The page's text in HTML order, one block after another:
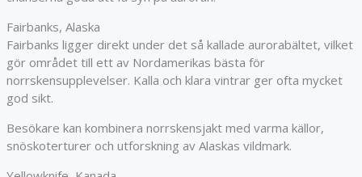
Fairbanks, Alaska
Fairbanks ligger direkt under det så kallade aurorabältet, vilket
gör området till ett av Nordamerikas bästa för
norrskensupplevelser. Kalla och klara vintrar ger ofta mycket
god sikt.
Besökare kan kombinera norrskensjakt med varma källor,
snöskoterturer och utforskning av Alaskas vildmark.